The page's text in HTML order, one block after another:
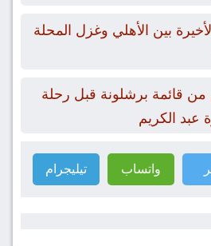
بين الأهلي وغزل المحلة
3 لاعبين من قائمة برشلونة قبل رحلة
عبد الكريم
واتساب تيليجرام